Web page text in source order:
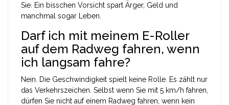
Sie. Ein bisschen Vorsicht spart Ärger, Geld und
manchmal sogar Leben.
Darf ich mit meinem E-Roller
auf dem Radweg fahren, wenn
ich langsam fahre?
Nein. Die Geschwindigkeit spielt keine Rolle. Es zählt nur
das Verkehrszeichen. Selbst wenn Sie mit 5 km/h fahren,
dürfen Sie nicht auf einem Radweg fahren, wenn kein